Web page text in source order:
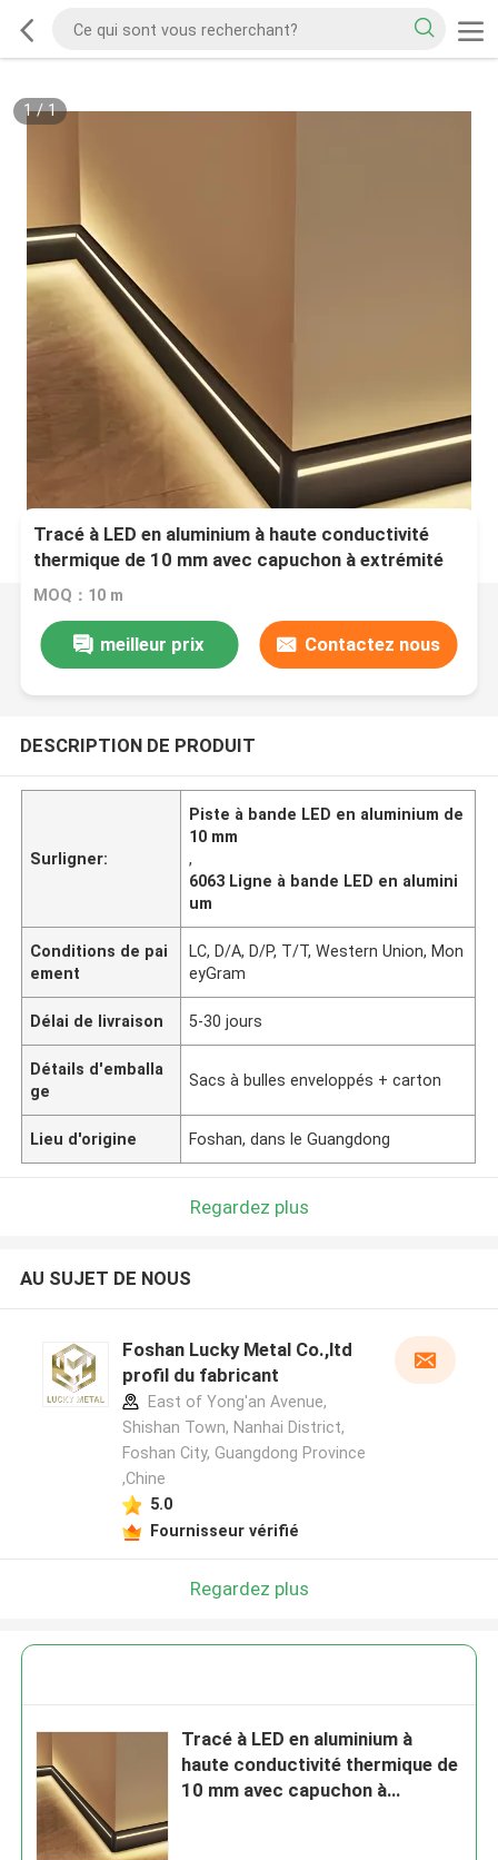
1/1
Tracé à LED en aluminium à haute conductivité
thermique de 10 mm avec capuchon à extrémité
MOQ：10 m
meilleur prix Contactez nous
DESCRIPTION DE PRODUIT
Surligner:
Piste à bande LED en aluminium de
10 mm
,
6063 Ligne à bande LED en alumini
um
Conditions de pai
ement
LC, D/A, D/P, T/T, Western Union, Mon
eyGram
Délai de livraison 5-30 jours
Détails d'emballa
ge
Sacs à bulles enveloppés + carton
Lieu d'origine Foshan, dans le Guangdong
Regardez plus
AU SUJET DE NOUS
Foshan Lucky Metal Co.,ltd
profil du fabricant
East of Yong'an Avenue,
Shishan Town, Nanhai District,
Foshan City, Guangdong Province
,Chine
5.0
Fournisseur vérifié
Regardez plus
Tracé à LED en aluminium à
haute conductivité thermique de
10 mm avec capuchon à